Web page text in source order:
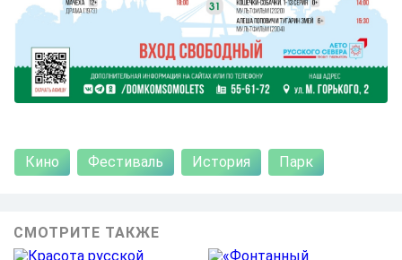
Кино Фестиваль История Парк
СМОТРИТЕ ТАКЖЕ